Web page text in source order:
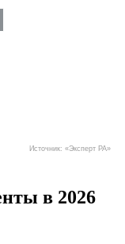
Источник: «Эксперт РА»
в 2026